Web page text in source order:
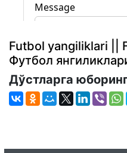
Futbol yangiliklari ||
Футбол
Дўстларга